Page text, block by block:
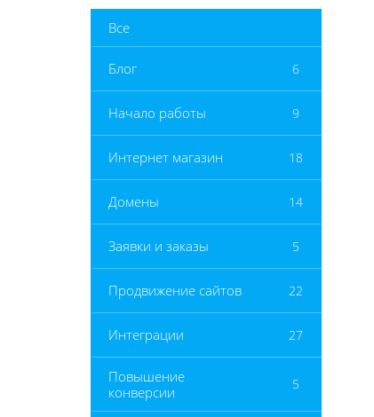
Все
Блог 6
Начало работы 9
Интернет магазин 18
Домены 14
Заявки и заказы 5
Продвижение сайтов 22
Интеграции 27
Повышение
конверсии
5